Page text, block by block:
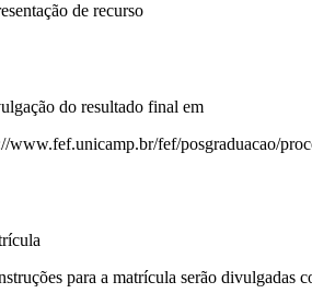
de recurso
do resultado final em
www.fef.unicamp.br/fef/posgraduacao/
para a matrícula serão divulgadas